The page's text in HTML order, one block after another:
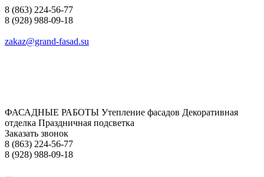
8 (863) 224-56-77
8 (928) 988-09-18
zakaz@grand-fasad.su
ФАСАДНЫЕ РАБОТЫ Утепление фасадов Декоративная
отделка Праздничная подсветка
Заказать звонок
8 (863) 224-56-77
8 (928) 988-09-18